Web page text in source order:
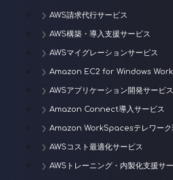
AWS請求代行サービス
AWS構築・導入支援サービス
AWSマイグレーションサービス
Amazon EC2 for Windows
AWSアプリケーション開発サービス
Amazon Connect導入サービス
Amazon WorkSpacesテレワーク
AWSコスト最適化サービス
AWSトレーニング・内製化支援サ